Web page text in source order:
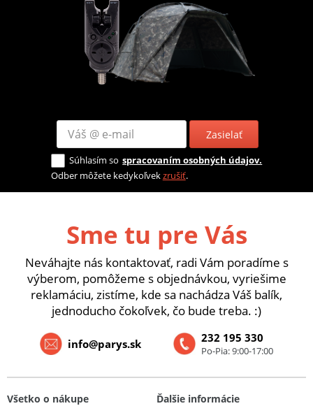
Zasielať
Súhlasím so spracovaním osobných údajov.
Odber môžete kedykoľvekzrušiť.
Sme tu pre Vás
Neváhajte nás kontaktovať, radi Vám poradíme s
výberom, pomôžeme s objednávkou, vyriešime
reklamáciu, zistíme, kde sa nachádza Váš balík,
jednoducho čokoľvek, čo bude treba. :)
232 195 330
Po-Pia: 9:00-17:00
info@parys.sk
Všetko o nákupe
Ďalšie informácie